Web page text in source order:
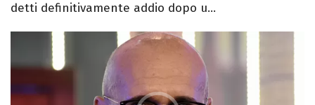
detti definitivamente addio dopo u...